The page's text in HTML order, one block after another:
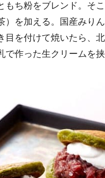
もち粉をブレンド。そ
）を加える。国産みり
目を付けて焼いたら、
作った生クリームを挟